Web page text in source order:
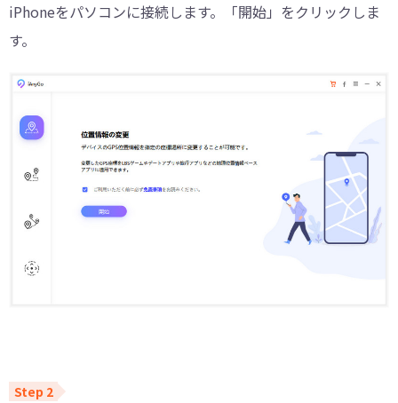
iPhoneをパソコンに接続します。「開始」をクリックしま
す。